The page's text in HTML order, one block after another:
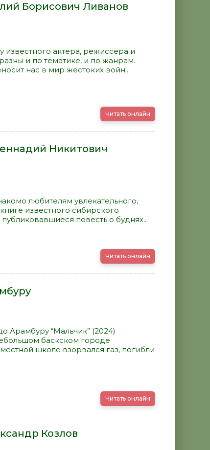
Борисович Ливанов
актера, режиссера и
и по тематике, и по жанрам.
нас в мир жестоких войн...
Читать онлайн
Никитович
любителям увлекательного,
известного сибирского
повесть о буднях...
Читать онлайн
Арамбуру “Мальчик” (2024)
баскском городе
школе взорвался газ, погибли
Читать онлайн
Козлов